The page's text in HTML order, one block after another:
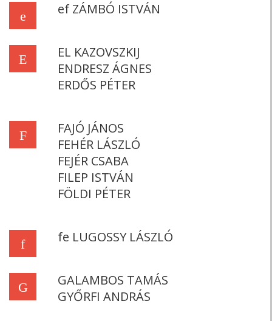
e ef ZÁMBÓ ISTVÁN
E
EL KAZOVSZKIJ
ENDRESZ ÁGNES
ERDŐS PÉTER
F
FAJÓ JÁNOS
FEHÉR LÁSZLÓ
FEJÉR CSABA
FILEP ISTVÁN
FÖLDI PÉTER
f fe LUGOSSY LÁSZLÓ
G
GALAMBOS TAMÁS
GYŐRFI ANDRÁS